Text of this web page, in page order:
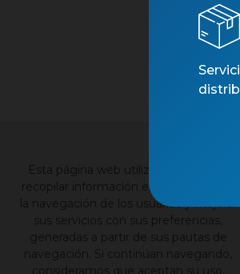
Esta página web utiliza cookies para
recopilar información estadística sobre
la navegación de los usuarios y mejorar
sus servicios con sus preferencias,
generadas a partir de sus pautas de
navegación. Si continúan navegando,
consideramos que aceptan su uso,